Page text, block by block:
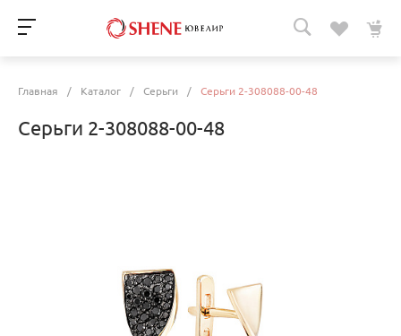
Главная / Каталог / Серьги / Серьги 2-308088-00-48
Серьги 2-308088-00-48